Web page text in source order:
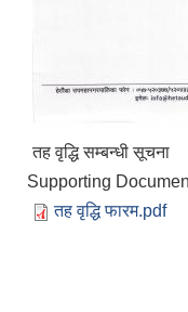
तह वृद्धि सम्बन्धी सूचना
Supporting
तह वृद्धि फारम.pdf